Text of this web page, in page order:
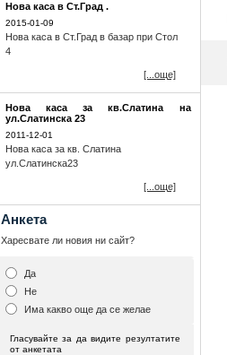
Нова каса в Ст.Град .
2015-01-09
Нова каса в Ст.Град в базар при Стол
4
[...още]
Нова каса за кв.Слатина на
ул.Слатинска 23
2011-12-01
Нова каса за кв. Слатина
ул.Слатинска23
[...още]
Анкета
Харесвате ли новия ни сайт?
Да
Не
Има какво още да се желае
Гласувайте за да видите резултатите
от анкетата